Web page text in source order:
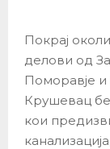
Покрај
делови од
Поморавје и
Крушевац
кои